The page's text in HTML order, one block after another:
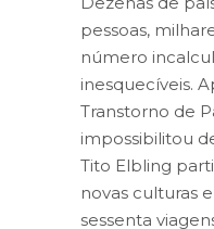
pessoas,
número
inesquecíveis.
Transtorno de
impossibilitou
Tito Elbling
novas culturas
sessenta